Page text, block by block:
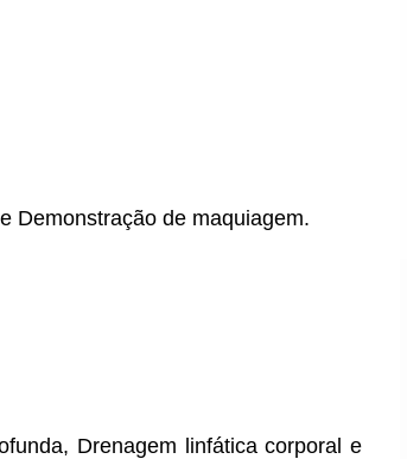
Demonstração de maquiagem.
Drenagem linfática corporal e